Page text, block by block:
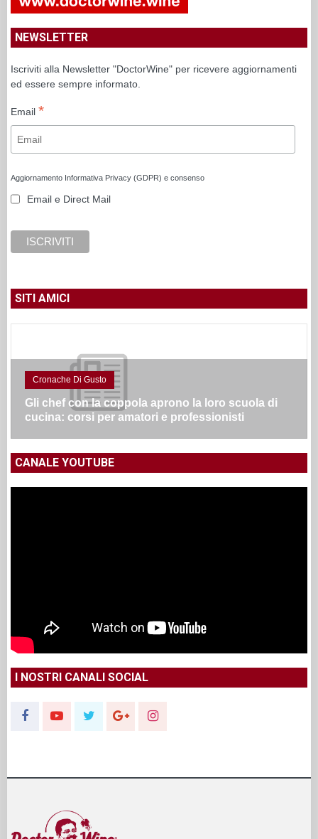
NEWSLETTER
Iscriviti alla Newsletter "DoctorWine" per ricevere aggiornamenti
ed essere sempre informato.
Email *
Aggiornamento Informativa Privacy (GDPR) e consenso
Email e Direct Mail
SITI AMICI
Cronache Di Gusto
Gli chef con la coppola aprono la loro scuola di
cucina: corsi per amatori e professionisti
CANALE YOUTUBE
I NOSTRI CANALI SOCIAL